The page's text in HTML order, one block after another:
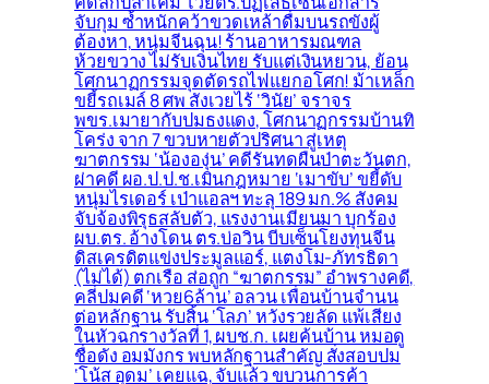
จับกุม ซ้ำหนักคว้าขวดเหล้าดื่มบนรถขังผู้
ต้องหา, หนุ่มจีนฉุน! ร้านอาหารมณฑล
ห้วยขวาง ไม่รับเงินไทย รับแต่เงินหยวน, ย้อน
โศกนาฏกรรมจุดตัดรถไฟแยกอโศก! ม้าเหล็ก
ขยี้รถเมล์ 8 ศพ สังเวยไร้ ‘วินัย’ จราจร
พขร.เมายากับปมธงแดง, โศกนาฏกรรมบ้านทิ
โคร่ง จาก 7 ขวบหายตัวปริศนา สู่เหตุ
ฆาตกรรม ‘น้ององุ่น’ คดีรันทดผืนป่าตะวันตก,
ผ่าคดี ผอ.ป.ป.ช.เมินกฎหมาย ‘เมาขับ’ ขยี้ดับ
หนุ่มไรเดอร์ เป่าแอลฯ ทะลุ 189 มก.% สังคม
จับจ้องพิรุธสลับตัว, แรงงานเมียนมา บุกร้อง
ผบ.ตร. อ้างโดน ตร.บ่อวิน บีบเซ็นโยงทุนจีน
ดิสเครดิตแข่งประมูลแอร์, แตงโม-ภัทรธิดา
(ไม่ได้) ตกเรือ ส่อถูก “ฆาตกรรม” อำพรางคดี,
คลี่ปมคดี ‘หวย6ล้าน’ อลวน เพื่อนบ้านจำนน
ต่อหลักฐาน รับสิ้น ‘โลภ’ หวังรวยลัด แพ้เสียง
ในหัวฉกรางวัลที่ 1, ผบช.ก. เผยค้นบ้าน หมอดู
ชื่อดัง อมมังกร พบหลักฐานสำคัญ สั่งสอบปม
‘โน้ส อุดม’ เคยแฉ, จับแล้ว ขบวนการค้า